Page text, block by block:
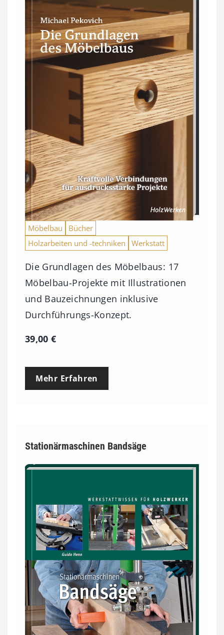
Möbelbau
Bücher
Holzarbeiten und -techniken
Werkstatt
Die Grundlagen des Möbelbaus: 17
Möbelbau-Projekte mit Illustrationen
und Bauzeichnungen inklusive
Durchführungs-Konzept.
39,00€
Mehr Erfahren
Stationärmaschinen Bandsäge